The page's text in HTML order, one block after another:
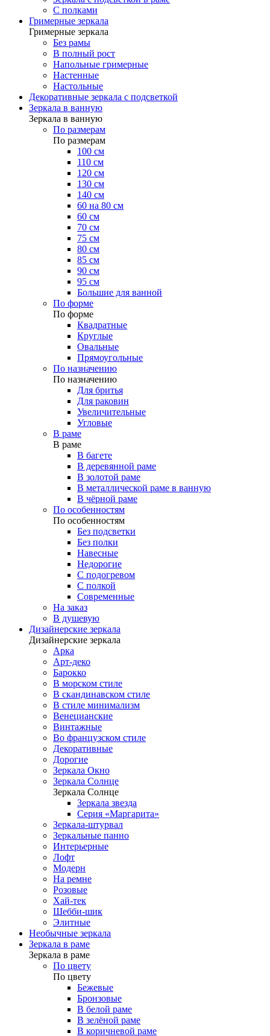
С полками
Гримерные зеркала
Гримерные зеркала
Без рамы
В полный рост
Напольные гримерные
Настенные
Настольные
Декоративные зеркала с подсветкой
Зеркала в ванную
Зеркала в ванную
По размерам
По размерам
100 см
110 см
120 см
130 см
140 см
60 на 80 см
60 см
70 см
75 см
80 см
85 см
90 см
95 см
Большие для ванной
По форме
По форме
Квадратные
Круглые
Овальные
Прямоугольные
По назначению
По назначению
Для бритья
Для раковин
Увеличительные
Угловые
В раме
В раме
В багете
В деревянной раме
В золотой раме
В металлической раме в ванную
В чёрной раме
По особенностям
По особенностям
Без подсветки
Без полки
Навесные
Недорогие
С подогревом
С полкой
Современные
На заказ
В душевую
Дизайнерские зеркала
Дизайнерские зеркала
Арка
Арт-деко
Барокко
В морском стиле
В скандинавском стиле
В стиле минимализм
Венецианские
Винтажные
Во французском стиле
Декоративные
Дорогие
Зеркала Окно
Зеркала Солнце
Зеркала Солнце
Зеркала звезда
Серия «Маргарита»
Зеркала-штурвал
Зеркальные панно
Интерьерные
Лофт
Модерн
На ремне
Розовые
Хай-тек
Шебби-шик
Элитные
Необычные зеркала
Зеркала в раме
Зеркала в раме
По цвету
По цвету
Бежевые
Бронзовые
В белой раме
В зелёной раме
В коричневой раме